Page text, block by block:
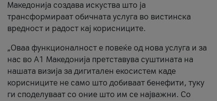
Македонија создава искуства што ја
трансформираат обичната услуга во вистинска
вредност и радост кај корисниците.
„Оваа функционалност е повеќе од нова услуга и за
нас во А1 Македонија претставува суштината на
нашата визија за дигитален екосистем каде
корисниците не само што добиваат бенефити, туку
ги споделуваат со оние што им се најважни. Со